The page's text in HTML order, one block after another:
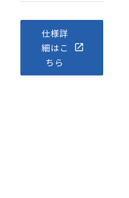
仕様詳
細はこ
ちら